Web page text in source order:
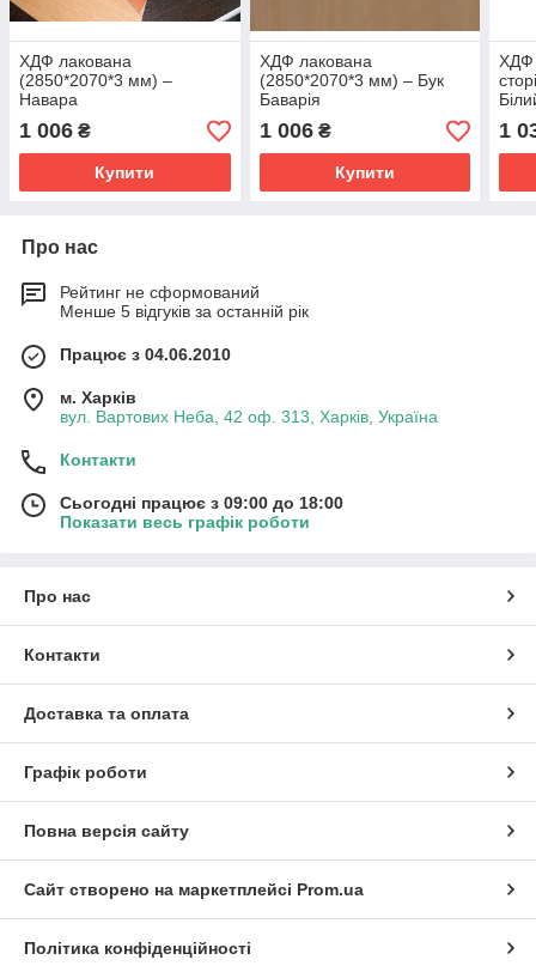
ХДФ лакована
(2850*2070*3 мм) ‒
Навара
1 006 ₴
Купити
ХДФ лакована
(2850*2070*3 мм) ‒ Бук
Баварія
1 006₴
Купити
ХДФ
1
Про нас
Рейтинг не сформований
Менше 5 відгуків за останній рік
Працює з 04.06.2010
м. Харків
вул. Вартових Неба, 42 оф. 313, Харків, Україна
Контакти
Сьогодні працює з 09:00 до 18:00
Показати весь графік роботи
Про нас
Контакти
Доставка та оплата
Графік роботи
Повна версія сайту
Сайт створено на маркетплейсі Prom.ua
Політика конфіденційності